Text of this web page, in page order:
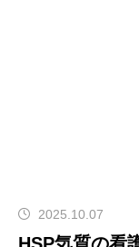
2025.10.07